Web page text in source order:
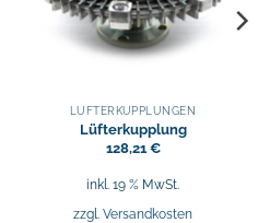
LÜFTERKUPPLUNGEN
Lüfterkupplung
128,21 €
inkl. 19 % MwSt.
zzgl. Versandkosten